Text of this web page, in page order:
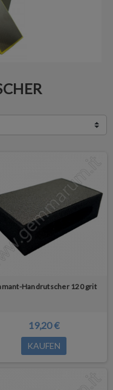
Handrutscher 120 grit
19,20 €
KAUFEN